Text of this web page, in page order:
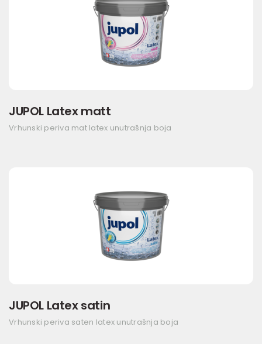
JUPOL Latex matt
Vrhunski periva mat latex unutrašnja boja
JUPOL Latex satin
Vrhunski periva saten latex unutrašnja boja